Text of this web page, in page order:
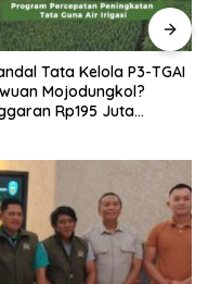
Tata Kelola P3-TGAI
Mojodungkol?
Rp195 Juta
Petani